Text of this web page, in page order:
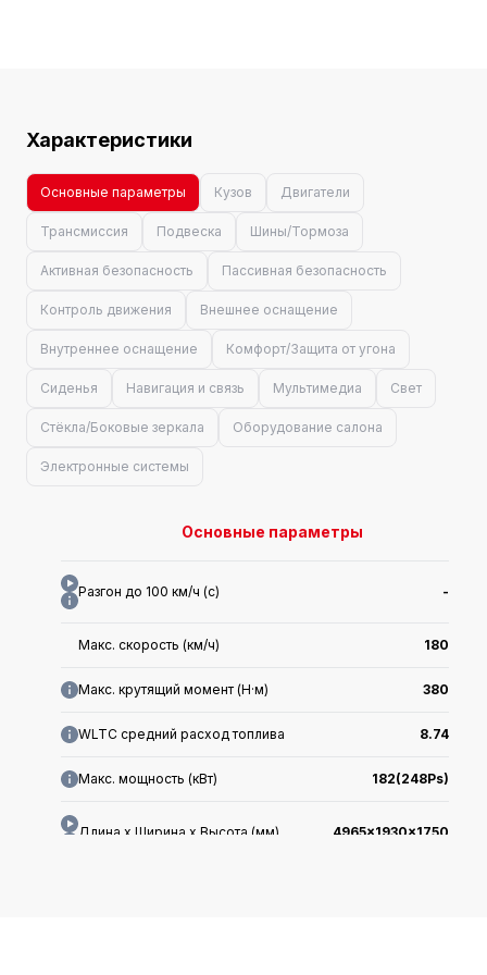
Характеристики
Основные параметры Кузов Двигатели
Трансмиссия Подвеска Шины/Тормоза
Активная безопасность Пассивная безопасность
Контроль движения Внешнее оснащение
Внутреннее оснащение Комфорт/Защита от угона
Сиденья Навигация и связь Мультимедиа Свет
Стёкла/Боковые зеркала Оборудование салона
Электронные системы
Основные параметры
Разгон до 100 км/ч (с) -
Макс. скорость (км/ч) 180
Макс. крутящий момент (Н·м) 380
WLTC средний расход топлива 8.74
Макс. мощность (кВт) 182(248Ps)
Длина x Ширина x Высота (мм) 4965x1930x1750